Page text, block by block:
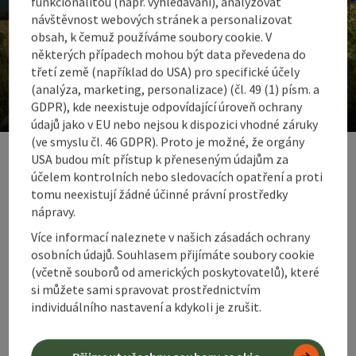
Fair play v naší povaze
Spolupráce pro přírodu
Co je třeba vědět o pěší
dovolené v 360°
Jaké turistické
oblasti 360°
návštěvnost webových stránek a personalizovat
obsah, k čemuž používáme soubory cookie. V
některých případech mohou být data převedena do
třetí země (například do USA) pro specifické účely
(analýza, marketing, personalizace) (čl. 49 (1) písm. a
GDPR), kde neexistuje odpovídající úroveň ochrany
údajů jako v EU nebo nejsou k dispozici vhodné záruky
(ve smyslu čl. 46 GDPR). Proto je možné, že orgány
USA budou mít přístup k přeneseným údajům za
účelem kontrolních nebo sledovacích opatření a proti
tomu neexistují žádné účinné právní prostředky
nápravy.
Více informací naleznete v našich zásadách ochrany
osobních údajů. Souhlasem přijímáte soubory cookie
(včetně souborů od amerických poskytovatelů), které
si můžete sami spravovat prostřednictvím
individuálního nastavení a kdykoli je zrušit.